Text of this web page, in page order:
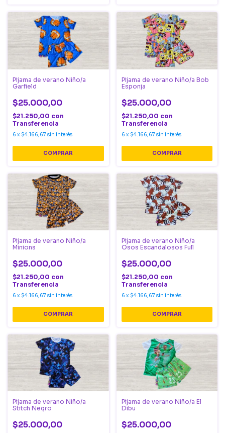
Pijama de verano Niño/a
Garfield
$25.000,00
$21.250,00 con
Transferencia
6 x $4.166,67 sin interés
COMPRAR
Pijama de verano Niño/a Bob
Esponja
$25.000,00
$21.250,00 con
Transferencia
6 x $4.166,67 sin interés
COMPRAR
Pijama de verano Niño/a
Minions
$25.000,00
$21.250,00 con
Transferencia
6 x $4.166,67 sin interés
COMPRAR
Pijama de verano Niño/a
Osos Escandalosos Full
$25.000,00
$21.250,00 con
Transferencia
6 x $4.166,67 sin interés
COMPRAR
Pijama de verano Niño/a
Stitch Negro
$25.000,00
Pijama de verano Niño/a El
Dibu
$25.000,00